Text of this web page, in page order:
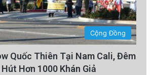
Cộng Đồng
Quốc Thiên Tại Nam Cali, Đêm
Hơn 1000 Khán Giả